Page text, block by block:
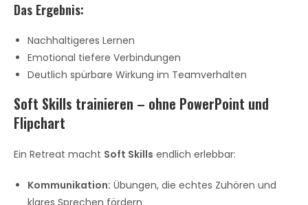
Das Ergebnis:
Nachhaltigeres Lernen
Emotional tiefere Verbindungen
Deutlich spürbare Wirkung im Teamverhalten
Soft Skills trainieren – ohne PowerPoint und
Flipchart
Ein Retreat macht Soft Skills endlich erlebbar:
Kommunikation: Übungen, die echtes Zuhören und